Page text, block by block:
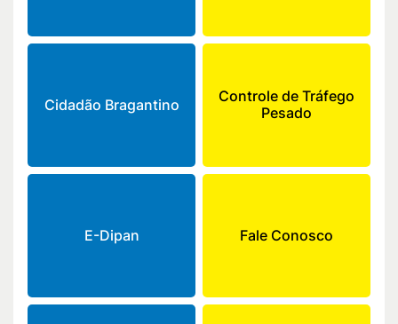
Cidadão Bragantino
Controle de Tráfego
Pesado
E-Dipan Fale Conosco